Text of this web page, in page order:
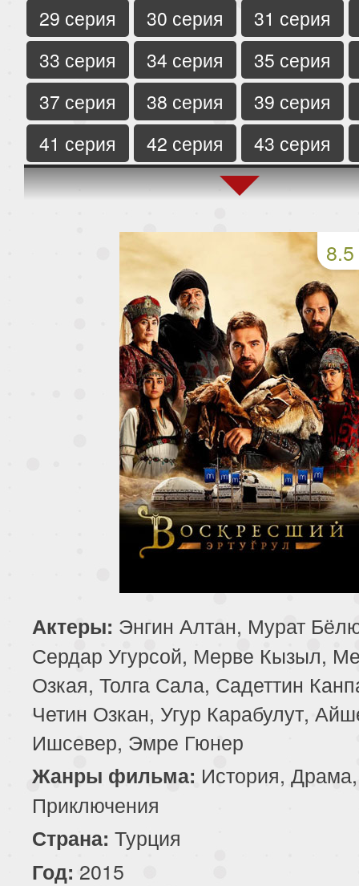
29 серия
30 серия
31 серия
33 серия
34 серия
35 серия
37 серия
38 серия
39 серия
41 серия
42 серия
43 серия
45 серия
46 серия
47 серия
50 серия
51 серия
54 серия
55 серия
58 серия
59 серия
62 серия
63 серия
66 серия
67 серия
70 серия
71 серия
74 серия
75 серия
78 серия
79 серия
86 серия
87 серия
89 серия
90 серия
91 серия
93 серия
94 серия
95 серия
97 серия
98 серия 99 серия
101 серия
102 серия 103 серия
8.5
Актеры: Энгин Алтан, Мурат
Сердар Угурсой, Мерве Кызыл,
Озкая, Толга Сала, Садеттин
Четин Озкан, Угур Карабулут,
Ишсевер, Эмре Гюнер
Жанры фильма: История, Драма,
Приключения
Страна: Турция
Год: 2015